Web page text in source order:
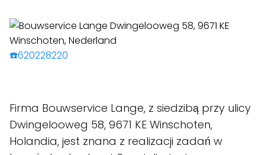
☎️620228220
Firma Bouwservice Lange, z siedzibą przy ulicy
Dwingelooweg 58, 9671 KE Winschoten,
Holandia, jest znana z realizacji zadań w